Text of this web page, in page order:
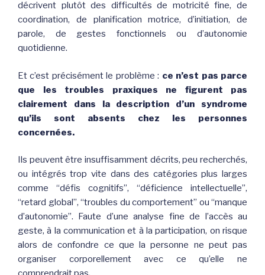
décrivent plutôt des difficultés de motricité fine, de
coordination, de planification motrice, d’initiation, de
parole, de gestes fonctionnels ou d’autonomie
quotidienne.
Et c’est précisément le problème : ce n’est pas parce
que les troubles praxiques ne figurent pas
clairement dans la description d’un syndrome
qu’ils sont absents chez les personnes
concernées.
Ils peuvent être insuffisamment décrits, peu recherchés,
ou intégrés trop vite dans des catégories plus larges
comme “défis cognitifs”, “déficience intellectuelle”,
“retard global”, “troubles du comportement” ou “manque
d’autonomie”. Faute d’une analyse fine de l’accès au
geste, à la communication et à la participation, on risque
alors de confondre ce que la personne ne peut pas
organiser corporellement avec ce qu’elle ne